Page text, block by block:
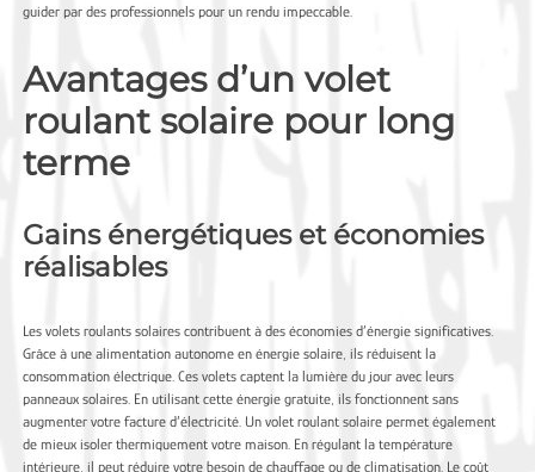
guider par des professionnels pour un rendu impeccable.
Avantages d’un volet
roulant solaire pour long
terme
Gains énergétiques et économies
réalisables
Les volets roulants solaires contribuent à des économies d’énergie significatives.
Grâce à une alimentation autonome en énergie solaire, ils réduisent la
consommation électrique. Ces volets captent la lumière du jour avec leurs
panneaux solaires. En utilisant cette énergie gratuite, ils fonctionnent sans
augmenter votre facture d’électricité. Un volet roulant solaire permet également
de mieux isoler thermiquement votre maison. En régulant la température
intérieure, il peut réduire votre besoin de chauffage ou de climatisation. Le coût